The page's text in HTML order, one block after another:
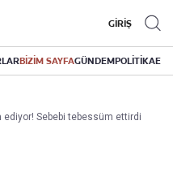
GİRİŞ
BİZİM SAYFAGÜNDEMPOLİTİKA
ediyor! Sebebi tebessüm ettirdi